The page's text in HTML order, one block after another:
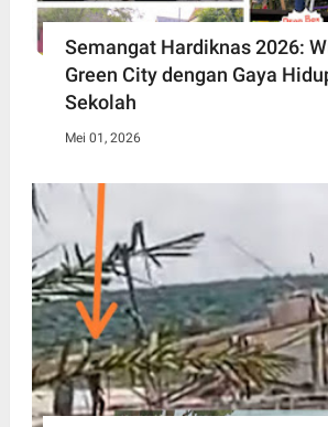
Semangat Hardiknas 2026:
Green City dengan Gaya
Sekolah
Mei 01, 2026